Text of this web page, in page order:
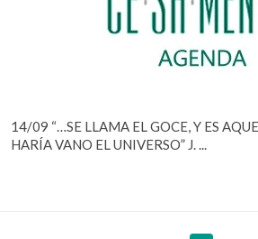
14/09 “…SE LLAMA EL GOCE, Y ES
HARÍA VANO EL UNIVERSO” J. ...